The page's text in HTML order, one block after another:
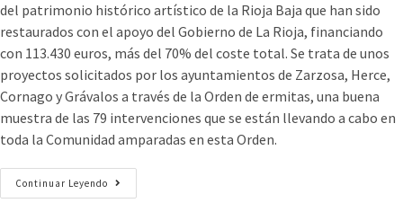
del patrimonio histórico artístico de la Rioja Baja que han sido
restaurados con el apoyo del Gobierno de La Rioja, financiando
con 113.430 euros, más del 70% del coste total. Se trata de unos
proyectos solicitados por los ayuntamientos de Zarzosa, Herce,
Cornago y Grávalos a través de la Orden de ermitas, una buena
muestra de las 79 intervenciones que se están llevando a cabo en
toda la Comunidad amparadas en esta Orden.
Continuar Leyendo